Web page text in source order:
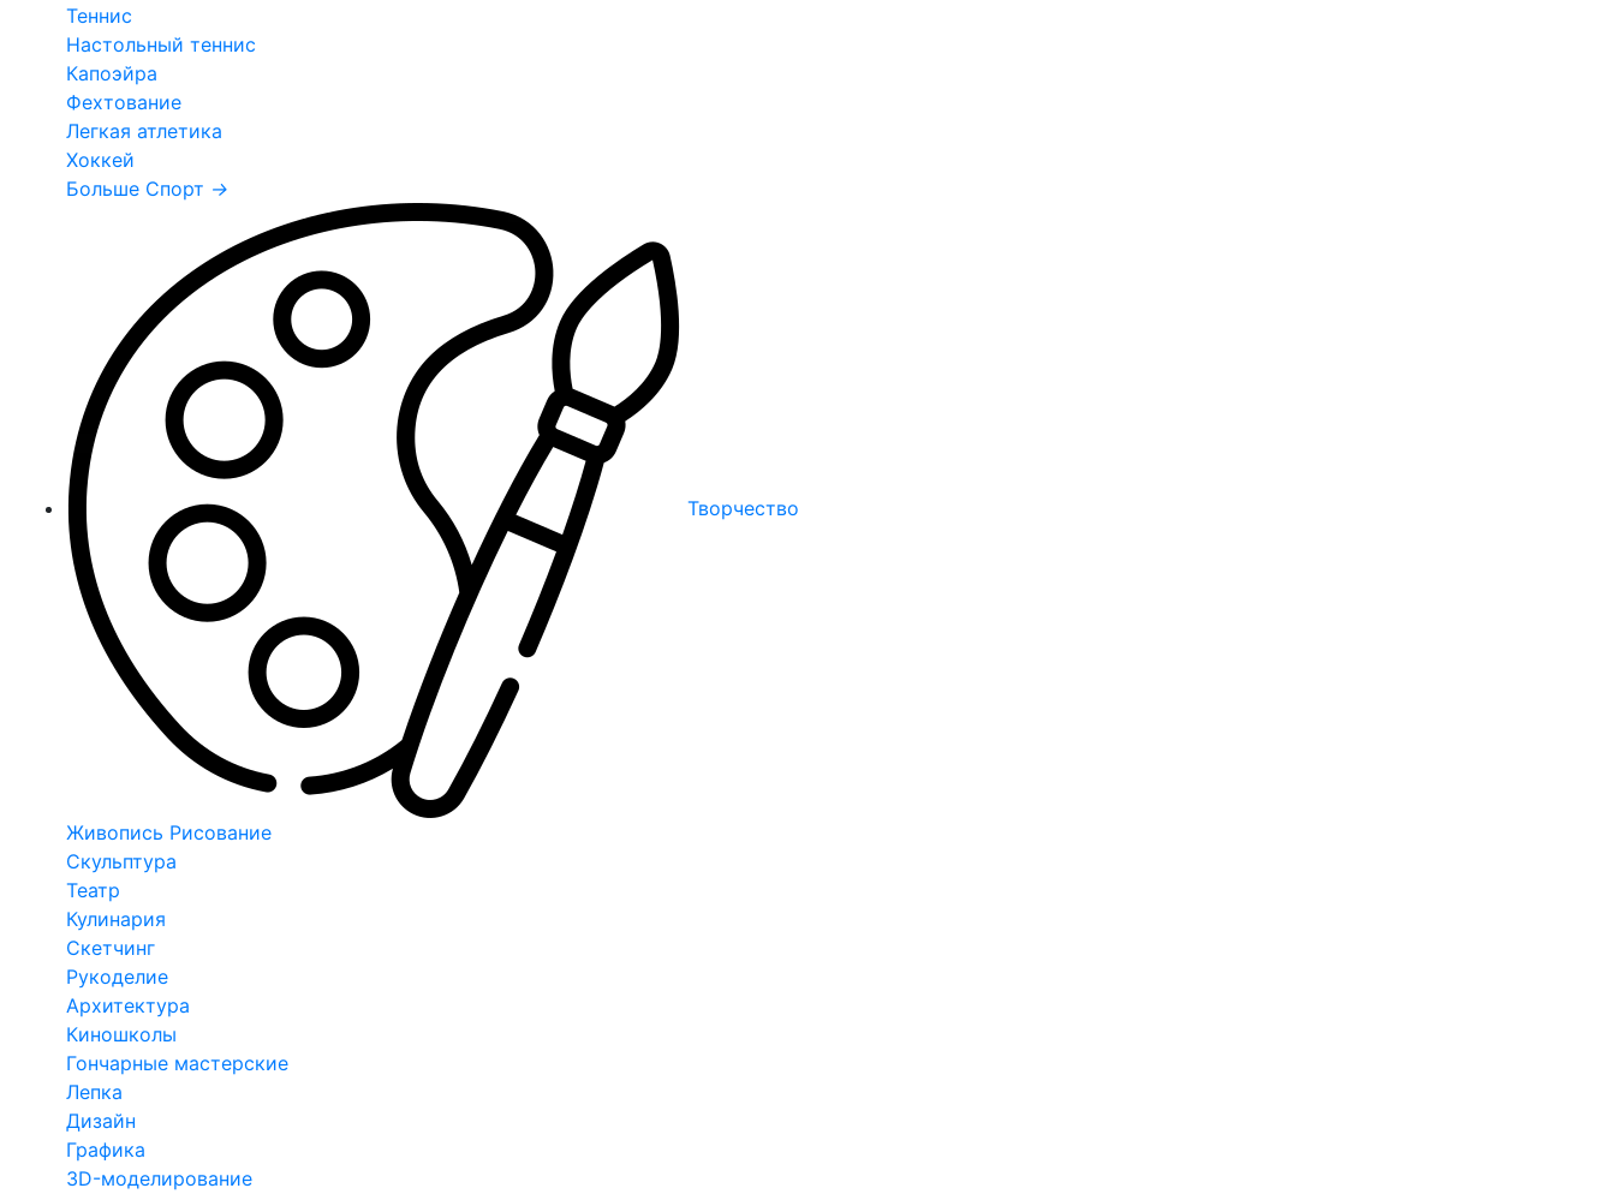
Теннис
Настольный теннис
Капоэйра
Фехтование
Легкая атлетика
Хоккей
Больше Спорт →
Творчество
Живопись Рисование
Скульптура
Театр
Кулинария
Скетчинг
Рукоделие
Архитектура
Киношколы
Гончарные мастерские
Лепка
Дизайн
Графика
3D-моделирование